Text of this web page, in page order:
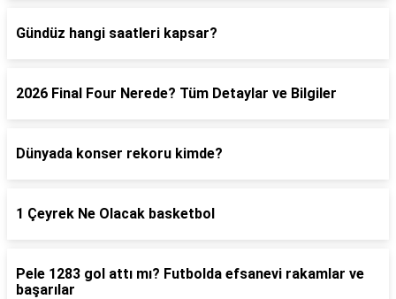
Gündüz hangi saatleri kapsar?
2026 Final Four Nerede? Tüm Detaylar ve Bilgiler
Dünyada konser rekoru kimde?
1 Çeyrek Ne Olacak basketbol
Pele 1283 gol attı mı? Futbolda efsanevi rakamlar ve
başarılar